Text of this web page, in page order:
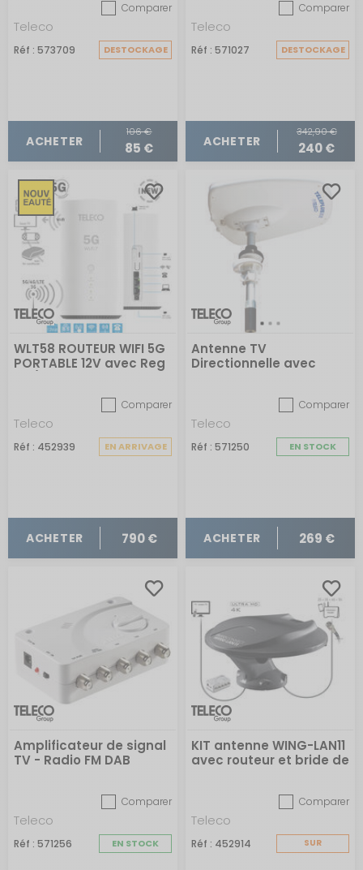
Comparer
Teleco
Réf : 573709 DESTOCKAGE
ACHETER
106 €
85 €
Comparer
Teleco
Réf : 571027 DESTOCKAGE
ACHETER
342,90 €
240 €
WLT58 ROUTEUR WIFI 5G
PORTABLE 12V avec Reg
Comparer
Teleco
Réf : 452939 EN ARRIVAGE
ACHETER 790 €
Antenne TV
Directionnelle avec
Comparer
Teleco
Réf : 571250 EN STOCK
ACHETER 269 €
Amplificateur de signal
TV - Radio FM DAB
Comparer
Teleco
Réf : 571256 EN STOCK
KIT antenne WING-LAN11
avec routeur et bride de
Comparer
Teleco
Réf : 452914
SUR